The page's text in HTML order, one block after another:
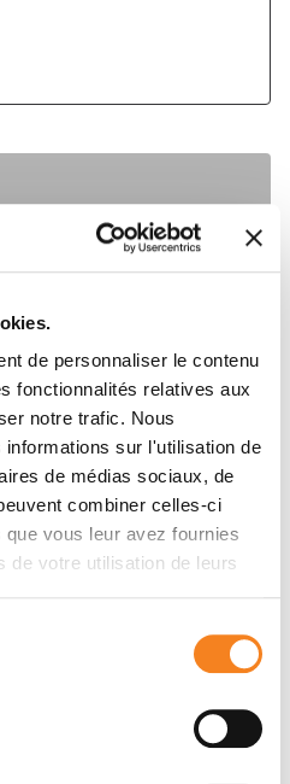
de personnaliser le contenu
fonctionnalités relatives aux
notre trafic. Nous
informations sur l'utilisation de
de médias sociaux, de
combiner celles-ci
vous leur avez fournies
de votre utilisation de leurs
leading